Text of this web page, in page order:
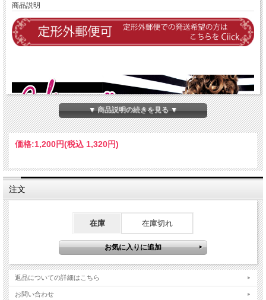
商品説明
▼ 商品説明の続きを見る ▼
価格:1,200円(税込 1,320円)
注文
在庫 在庫切れ
返品についての詳細はこちら
お問い合わせ